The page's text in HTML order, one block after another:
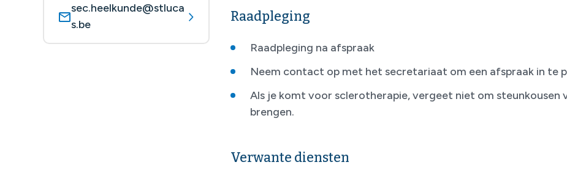
sec.heelkunde@stluca
s.be
Raadpleging
Raadpleging na afspraak
Neem contact op met het secretariaat om een afspraak in te
Als je komt voor sclerotherapie, vergeet niet om steunkousen
brengen.
Verwante diensten